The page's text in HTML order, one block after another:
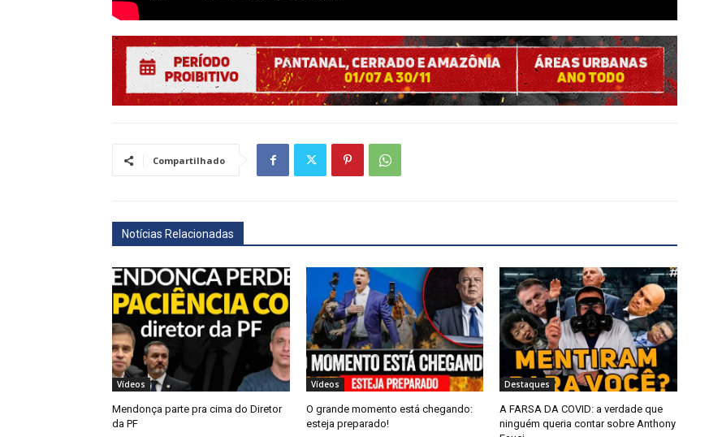
Compartilhado
Notícias Relacionadas
Vídeos
Mendonça parte pra cima do Diretor
da PF
Vídeos
O grande momento está chegando:
esteja preparado!
Destaques
A FARSA DA COVID: a verdade que
ninguém queria contar sobre Anthony